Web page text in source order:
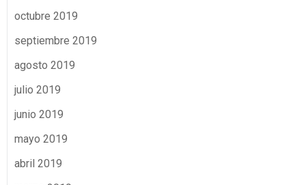
octubre 2019
septiembre 2019
agosto 2019
julio 2019
junio 2019
mayo 2019
abril 2019